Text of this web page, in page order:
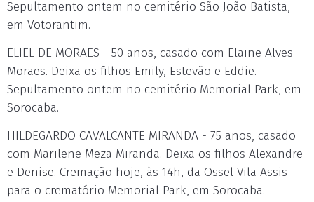
Sepultamento ontem no cemitério São João Batista,
em Votorantim.
ELIEL DE MORAES - 50 anos, casado com Elaine Alves
Moraes. Deixa os filhos Emily, Estevão e Eddie.
Sepultamento ontem no cemitério Memorial Park, em
Sorocaba.
HILDEGARDO CAVALCANTE MIRANDA - 75 anos, casado
com Marilene Meza Miranda. Deixa os filhos Alexandre
e Denise. Cremação hoje, às 14h, da Ossel Vila Assis
para o crematório Memorial Park, em Sorocaba.